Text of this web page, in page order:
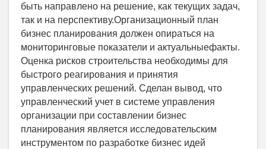
быть направлено на решение, как текущих задач,
так и на перспективу.Организационный план
бизнес планирования должен опираться на
мониторинговые показатели и актуальныефакты.
Оценка рисков строительства необходимы для
быстрого реагирования и принятия
управленческих решений. Сделан вывод, что
управленческий учет в системе управления
организации при составлении бизнес
планирования является исследовательским
инструментом по разработке бизнес идей